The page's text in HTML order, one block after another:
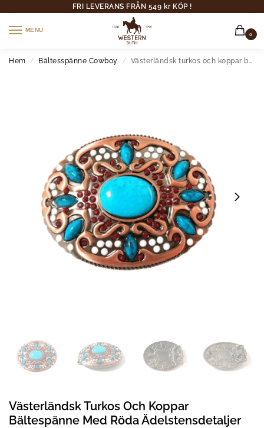
FRI LEVERANS FRÅN 549 kr KÖP !
MENU
0
Hem / Bältesspänne Cowboy / Västerländsk turkos och koppar bältespänne med röda ädelstensdetaljer
Västerländsk Turkos Och Koppar
Bältespänne Med Röda Ädelstensdetaljer